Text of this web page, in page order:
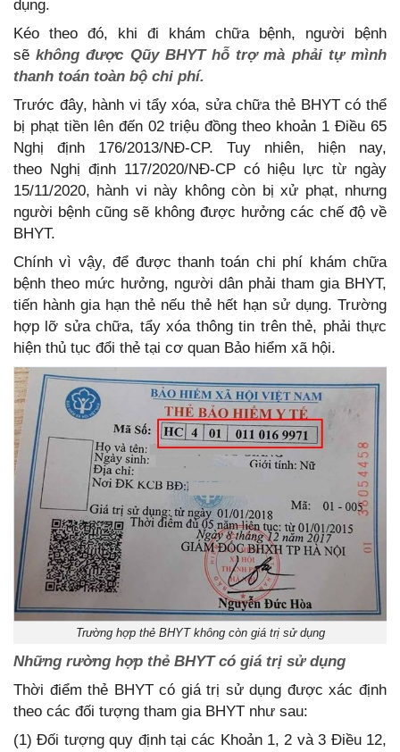
dụng.
Kéo theo đó, khi đi khám chữa bệnh, người bệnh
sẽkhông được Qũy BHYT hỗ trợ mà phải tự mình
thanh toán toàn bộ chi phí.
Trước đây, hành vi tẩy xóa, sửa chữa thẻ BHYT có thể
bị phạt tiền lên đến 02 triệu đồng theo khoản 1 Điều 65
Nghị định 176/2013/NĐ-CP. Tuy nhiên, hiện nay,
theo Nghị định 117/2020/NĐ-CP có hiệu lực từ ngày
15/11/2020, hành vi này không còn bị xử phạt, nhưng
người bệnh cũng sẽ không được hưởng các chế độ về
BHYT.
Chính vì vậy, để được thanh toán chi phí khám chữa
bệnh theo mức hưởng, người dân phải tham gia BHYT,
tiến hành gia hạn thẻ nếu thẻ hết hạn sử dụng. Trường
hợp lỡ sửa chữa, tẩy xóa thông tin trên thẻ, phải thực
hiện thủ tục đổi thẻ tại cơ quan Bảo hiểm xã hội.
Trường hợp thẻ BHYT không còn giá trị sử dụng
Những rường hợp thẻ BHYT có giá trị sử dụng
Thời điểm thẻ BHYT có giá trị sử dụng được xác định
theo các đối tượng tham gia BHYT như sau:
(1) Đối tượng quy định tại các Khoản 1, 2 và 3 Điều 12,